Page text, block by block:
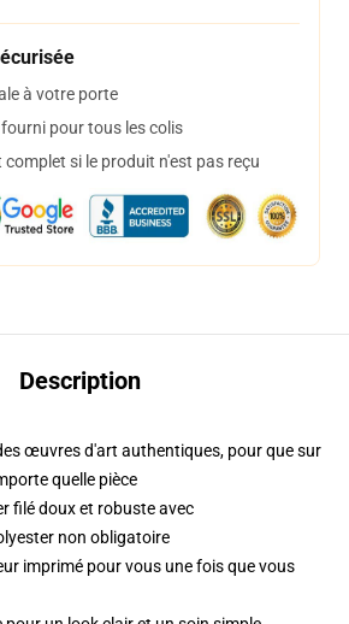
à votre porte
pour tous les colis
complet si le produit n'est pas reçu
Description
œuvres d'art authentiques, pour que sur
quelle pièce
filé doux et robuste avec
non obligatoire
imprimé pour vous une fois que vous